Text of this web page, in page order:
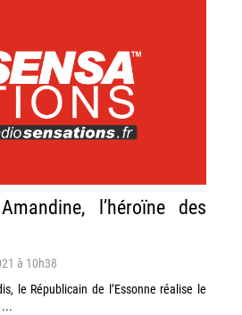
l’héroïne des
à 10h38
le Républicain de l’Essonne réalise le